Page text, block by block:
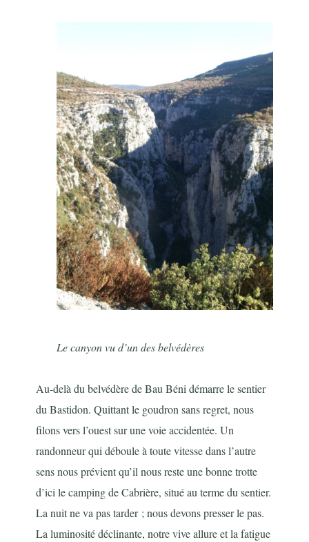
Le canyon vu d’un des belvédères
Au-delà du belvédère de Bau Béni démarre le sentier
du Bastidon. Quittant le goudron sans regret, nous
filons vers l’ouest sur une voie accidentée. Un
randonneur qui déboule à toute vitesse dans l’autre
sens nous prévient qu’il nous reste une bonne trotte
d’ici le camping de Cabrière, situé au terme du sentier.
La nuit ne va pas tarder ; nous devons presser le pas.
La luminosité déclinante, notre vive allure et la fatigue